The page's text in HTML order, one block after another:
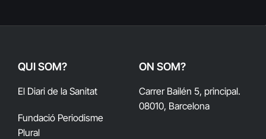
QUI SOM?
El Diari de la Sanitat
Fundació Periodisme
Plural
ON SOM?
Carrer Bailén 5, principal.
08010, Barcelona